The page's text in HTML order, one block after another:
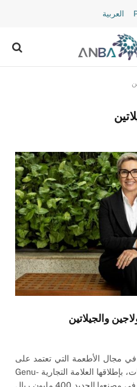
العربية
في مجال الأطعمة التي تعتمد على
البروتين، في سوق الصحة والمغذيات، بإطلاقها العلامة التجارية Genu-